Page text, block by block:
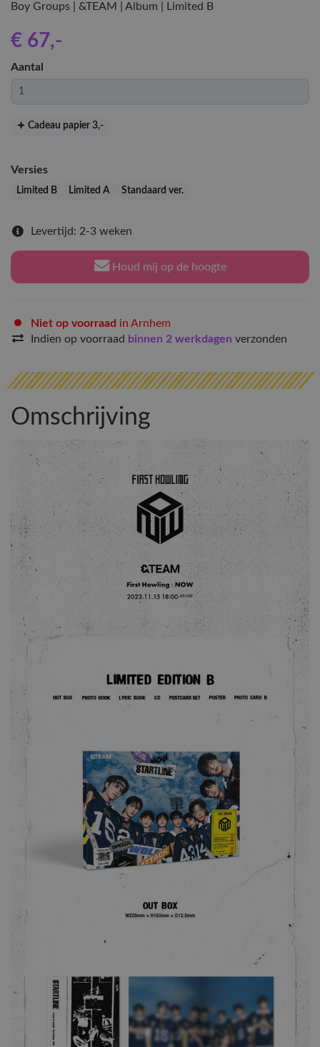
Boy Groups | &TEAM | Album | Limited B
€ 67,-
Aantal
Cadeau papier 3,-
Versies
Limited B Limited A Standaard ver.
Levertijd: 2-3 weken
Houd mij op de hoogte
Niet op voorraad in Arnhem
Indien op voorraad binnen 2 werkdagen verzonden
Omschrijving